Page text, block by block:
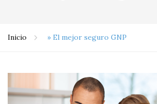
Inicio » El mejor seguro GNP